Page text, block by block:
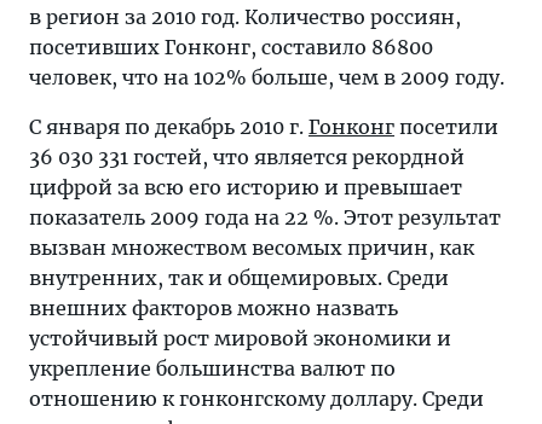
в регион за 2010 год. Количество россиян,
посетивших Гонконг, составило 86800
человек, что на 102% больше, чем в 2009 году.
С января по декабрь 2010 г. Гонконг посетили
36 030 331 гостей, что является рекордной
цифрой за всю его историю и превышает
показатель 2009 года на 22 %. Этот результат
вызван множеством весомых причин, как
внутренних, так и общемировых. Среди
внешних факторов можно назвать
устойчивый рост мировой экономики и
укрепление большинства валют по
отношению к гонконгскому доллару. Среди